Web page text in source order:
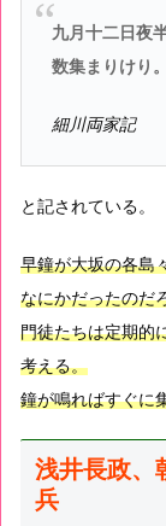
九月十二日夜
数集まりけり
細川両家記
と記されている。
早鐘が大坂の各島
なにかだったのだ
門徒たちは定期的
考える。
鐘が鳴ればすぐに
浅井長政、
兵